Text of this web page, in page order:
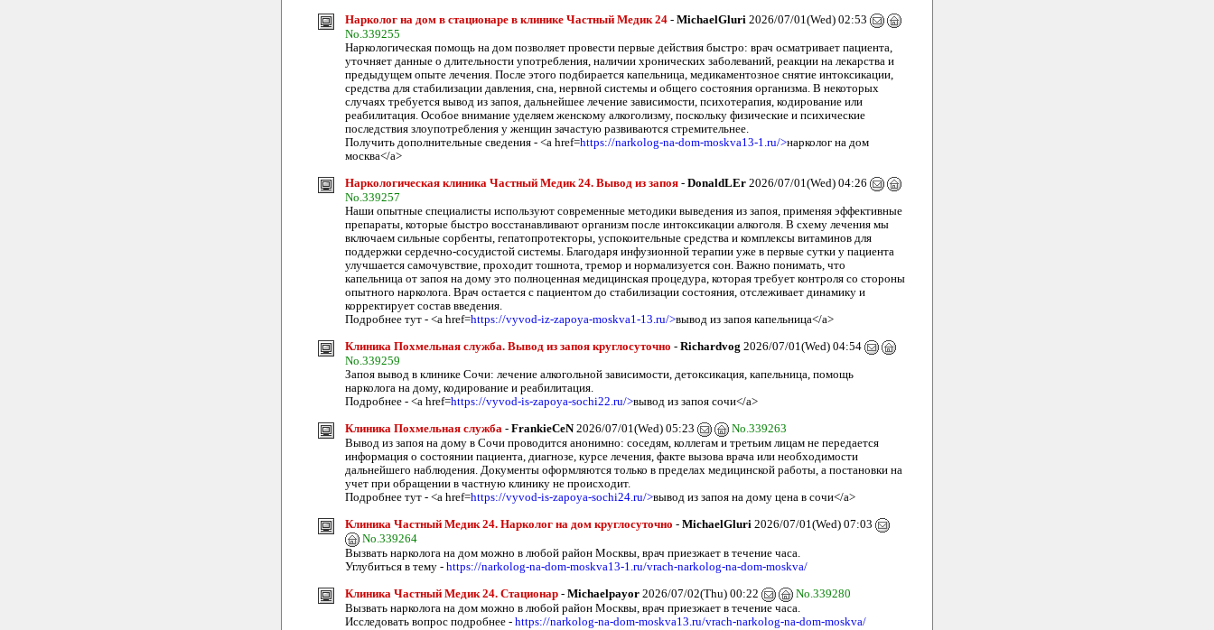
Нарколог на дом в стационаре в клинике Частный Медик 24 - MichaelGluri 2026/07/01(Wed) 02:53
No.339255
Наркологическая помощь на дом позволяет провести первые действия быстро: врач осматривает пациента,
уточняет данные о длительности употребления, наличии хронических заболеваний, реакции на лекарства и
предыдущем опыте лечения. После этого подбирается капельница, медикаментозное снятие интоксикации,
средства для стабилизации давления, сна, нервной системы и общего состояния организма. В некоторых
случаях требуется вывод из запоя, дальнейшее лечение зависимости, психотерапия, кодирование или
реабилитация. Особое внимание уделяем женскому алкоголизму, поскольку физические и психические
последствия злоупотребления у женщин зачастую развиваются стремительнее.
Получить дополнительные сведения - <a href=https://narkolog-na-dom-moskva13-1.ru/>нарколог на дом
москва</a>
Наркологическая клиника Частный Медик 24. Вывод из запоя - DonaldLEr 2026/07/01(Wed) 04:26
No.339257
Наши опытные специалисты используют современные методики выведения из запоя, применяя эффективные
препараты, которые быстро восстанавливают организм после интоксикации алкоголя. В схему лечения мы
включаем сильные сорбенты, гепатопротекторы, успокоительные средства и комплексы витаминов для
поддержки сердечно-сосудистой системы. Благодаря инфузионной терапии уже в первые сутки у пациента
улучшается самочувствие, проходит тошнота, тремор и нормализуется сон. Важно понимать, что
капельница от запоя на дому это полноценная медицинская процедура, которая требует контроля со стороны
опытного нарколога. Врач остается с пациентом до стабилизации состояния, отслеживает динамику и
корректирует состав введения.
Подробнее тут - <a href=https://vyvod-iz-zapoya-moskva1-13.ru/>вывод из запоя капельница</a>
Клиника Похмельная служба. Вывод из запоя круглосуточно - Richardvog 2026/07/01(Wed) 04:54
No.339259
Запоя вывод в клинике Сочи: лечение алкогольной зависимости, детоксикация, капельница, помощь
нарколога на дому, кодирование и реабилитация.
Подробнее - <a href=https://vyvod-is-zapoya-sochi22.ru/>вывод из запоя сочи</a>
Клиника Похмельная служба - FrankieCeN2026/07/01(Wed) 05:23
No.339263
Вывод из запоя на дому в Сочи проводится анонимно: соседям, коллегам и третьим лицам не передается
информация о состоянии пациента, диагнозе, курсе лечения, факте вызова врача или необходимости
дальнейшего наблюдения. Документы оформляются только в пределах медицинской работы, а постановки на
учет при обращении в частную клинику не происходит.
Подробнее тут - <a href=https://vyvod-is-zapoya-sochi24.ru/>вывод из запоя на дому цена в сочи</a>
Клиника Частный Медик 24. Нарколог на дом круглосуточно - MichaelGluri 2026/07/01(Wed) 07:03
No.339264
Вызвать нарколога на дом можно в любой район Москвы, врач приезжает в течение часа.
Углубиться в тему - https://narkolog-na-dom-moskva13-1.ru/vrach-narkolog-na-dom-moskva/
Клиника Частный Медик 24. Стационар - Michaelpayor 2026/07/02(Thu) 00:22
No.339280
Вызвать нарколога на дом можно в любой район Москвы, врач приезжает в течение часа.
Исследовать вопрос подробнее - https://narkolog-na-dom-moskva13.ru/vrach-narkolog-na-dom-moskva/